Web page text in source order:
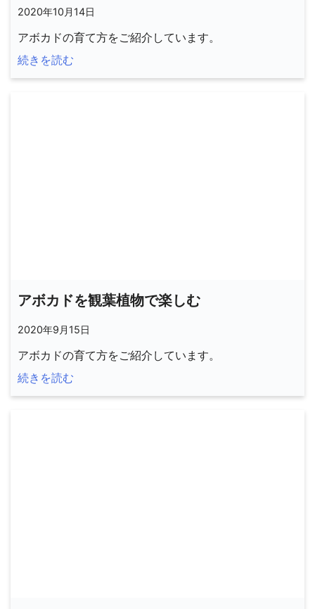
2020年10月14日
アボカドの育て方をご紹介しています。
続きを読む
アボカドを観葉植物で楽しむ
2020年9月15日
アボカドの育て方をご紹介しています。
続きを読む